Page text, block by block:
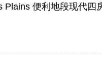
Plains 便利地段现代四